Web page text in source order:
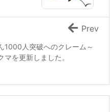
1000人突破へのクレーム～
マを更新しました。
Prev